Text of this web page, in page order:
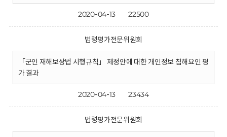
2020-04-13 22500
법령평가전문위원회
「군인 재해보상법 시행규칙」 제정안에 대한 개인정보 침해요인 평
가 결과
2020-04-13 23434
법령평가전문위원회